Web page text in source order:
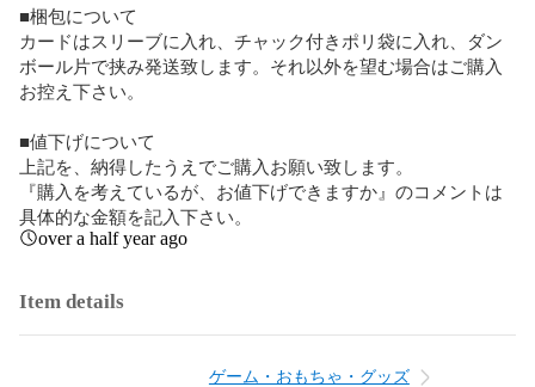
■梱包について
カードはスリーブに入れ、チャック付きポリ袋に入れ、ダン
ボール片で挟み発送致します。それ以外を望む場合はご購入
お控え下さい。
■値下げについて
上記を、納得したうえでご購入お願い致します。
『購入を考えているが、お値下げできますか』のコメントは
具体的な金額を記入下さい。
over a half year ago
Item details
ゲーム・おもちゃ・グッズ